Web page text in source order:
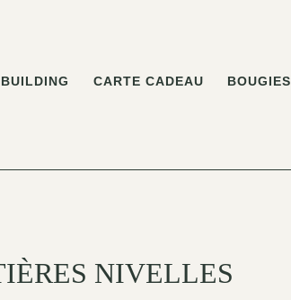
CARTE CADEAU BOUGIES
NIVELLES